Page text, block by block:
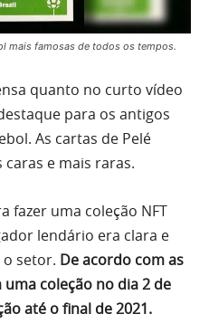
mais famosas de todos os tempos.
quanto no curto vídeo
para os antigos
As cartas de Pelé
e mais raras.
fazer uma coleção NFT
lendário era clara e
setor. De acordo com as
coleção no dia 2 de
até o final de 2021.